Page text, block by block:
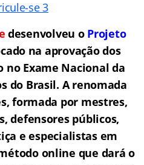
desenvolveu o Projeto
cado na aprovação dos
no Exame Nacional da
do Brasil. A renomada
formada por mestres,
defensores públicos,
e especialistas em
online que dará o